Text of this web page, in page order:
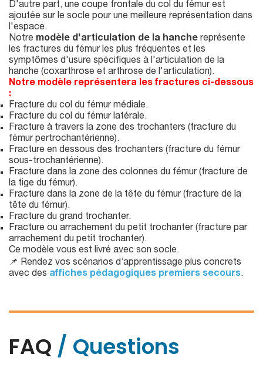
D'autre part, une coupe frontale du col du fémur est
ajoutée sur le socle pour une meilleure représentation dans
l'espace.
Notre modèle d'articulation de la hanche représente
les fractures du fémur les plus fréquentes et les
symptômes d'usure spécifiques à l'articulation de la
hanche (coxarthrose et arthrose de l'articulation).
Notre modèle représentera les fractures ci-dessous
:
Fracture du col du fémur médiale.
Fracture du col du fémur latérale.
Fracture à travers la zone des trochanters (fracture du
fémur pertrochantérienne).
Fracture en dessous des trochanters (fracture du fémur
sous-trochantérienne).
Fracture dans la zone des colonnes du fémur (fracture de
la tige du fémur).
Fracture dans la zone de la tête du fémur (fracture de la
tête du fémur).
Fracture du grand trochanter.
Fracture ou arrachement du petit trochanter (fracture par
arrachement du petit trochanter).
Ce modèle vous est livré avec son socle.
📌 Rendez vos scénarios d’apprentissage plus concrets
avec des affiches pédagogiques premiers secours.
FAQ / Questions